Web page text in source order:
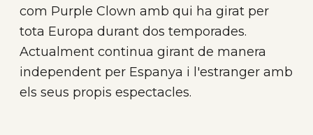
com Purple Clown amb qui ha girat per
tota Europa durant dos temporades.
Actualment continua girant de manera
independent per Espanya i l'estranger amb
els seus propis espectacles.